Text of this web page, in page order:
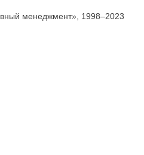
менеджмент», 1998–2023